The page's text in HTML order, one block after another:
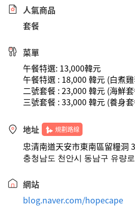
人氣商品
套餐
菜單
午餐特選: 13,000韓元
午餐特選 : 18,000 韓元 (白煮
二號套餐 : 23,000 韓元 (海鮮
三號套餐 : 33,000 韓元 (養身
地址 規劃路線
忠清南道天安市東南區留糧洞
충청남도 천안시 동남구 유량
網站
blog.naver.com/hopecape